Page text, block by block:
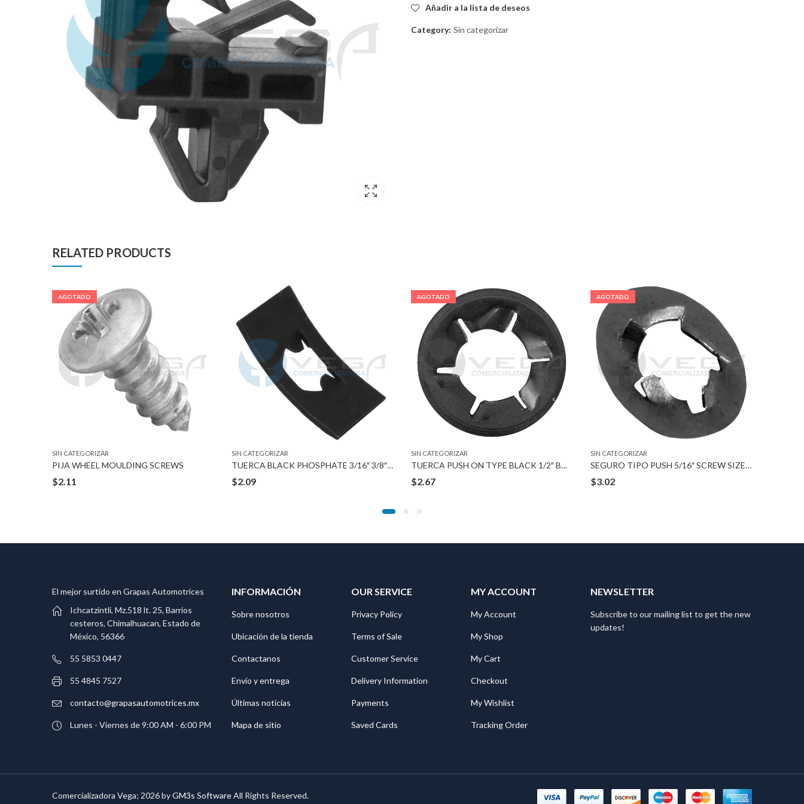
Añadir a la lista de deseos
Category: Sin categorizar
RELATED PRODUCTS
AGOTADO
SIN CATEGORIZAR
PIJA WHEEL MOULDING SCREWS
$2.11
SIN CATEGORIZAR
TUERCA BLACK PHOSPHATE 3/16″ 3/8″X5/8″
$2.09
AGOTADO
SIN CATEGORIZAR
TUERCA PUSH ON TYPE BLACK 1/2″ BOLT
$2.67
AGOTADO
SIN CATEGORIZAR
SEGURO TIPO PUSH 5/16″ SCREW SIZE 5/8″ OUTSIDE
$3.02
El mejor surtido en Grapas Automotrices
Ichcatzintli, Mz.518 lt. 25, Barrios
cesteros, Chimalhuacan, Estado de
México, 56366
55 5853 0447
55 4845 7527
contacto@grapasautomotrices.mx
Lunes - Viernes de 9:00 AM - 6:00 PM
INFORMACIÓN
Sobre nosotros
Ubicación de la tienda
Contactanos
Envío y entrega
Últimas noticias
Mapa de sitio
OUR SERVICE
Privacy Policy
Terms of Sale
Customer Service
Delivery Information
Payments
Saved Cards
MY ACCOUNT
My Account
My Shop
My Cart
Checkout
My Wishlist
Tracking Order
NEWSLETTER
Subscribe to our mailing list to get the new
updates!
Comercializadora Vega; 2026 byGM3s SoftwareAll Rights Reserved.